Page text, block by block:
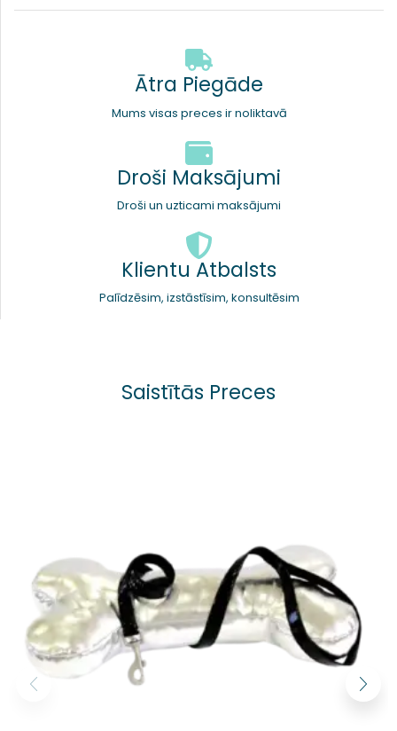
Ātra Piegāde
Mums visas preces ir noliktavā
Droši Maksājumi
Droši un uzticami maksājumi
Klientu Atbalsts
Palīdzēsim, izstāstīsim, konsultēsim
Saistītās Preces